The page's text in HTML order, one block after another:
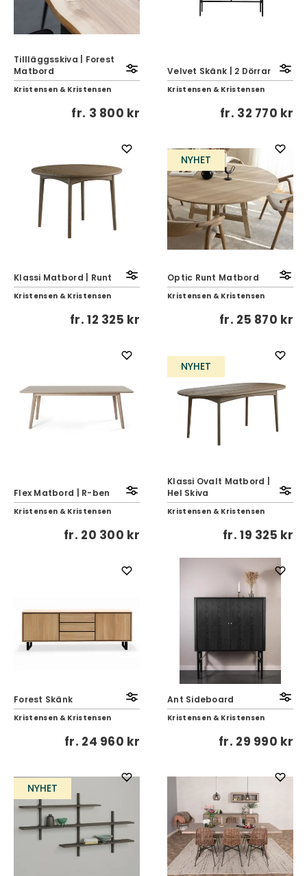
TilIläggsskiva | Forest
Matbord
Kristensen & Kristensen
fr. 3 800 kr
Velvet Skänk | 2 Dörrar
Kristensen & Kristensen
fr. 32 770 kr
Klassi Matbord | Runt
Kristensen & Kristensen
fr.12 325 kr
NYHET
Optic Runt Matbord
Kristensen & Kristensen
fr. 25 870 kr
Flex Matbord | R-ben
Kristensen & Kristensen
fr. 20 300 kr
NYHET
Klassi Ovalt Matbord |
Hel Skiva
Kristensen & Kristensen
fr.19 325 kr
Forest Skänk
Kristensen & Kristensen
fr. 24 960 kr
Ant Sideboard
Kristensen & Kristensen
fr. 29 990 kr
NYHET